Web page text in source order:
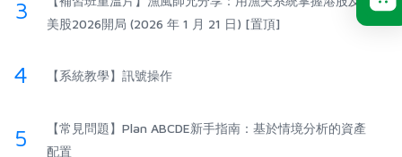
3
美股2026開局 (2026 年 1 月 21 日) [置頂]
4 【系統教學】訊號操作
5
【常見問題】Plan ABCDE新手指南：基於情境分析的資產
配置